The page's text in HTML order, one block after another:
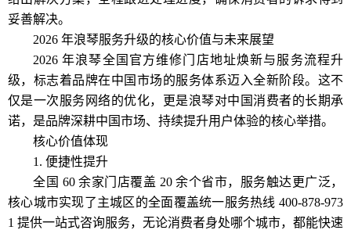
妥善解决。
2026 年浪琴服务升级的核心价值与未来展望
2026 年浪琴全国官方维修门店地址焕新与服务流程升
级，标志着品牌在中国市场的服务体系迈入全新阶段。这不
仅是一次服务网络的优化，更是浪琴对中国消费者的长期承
诺，是品牌深耕中国市场、持续提升用户体验的核心举措。
核心价值体现
1. 便捷性提升
全国 60 余家门店覆盖 20 余个省市，服务触达更广泛，
核心城市实现了主城区的全面覆盖统一服务热线 400-878-973
1 提供一站式咨询服务，无论消费者身处哪个城市，都能快速